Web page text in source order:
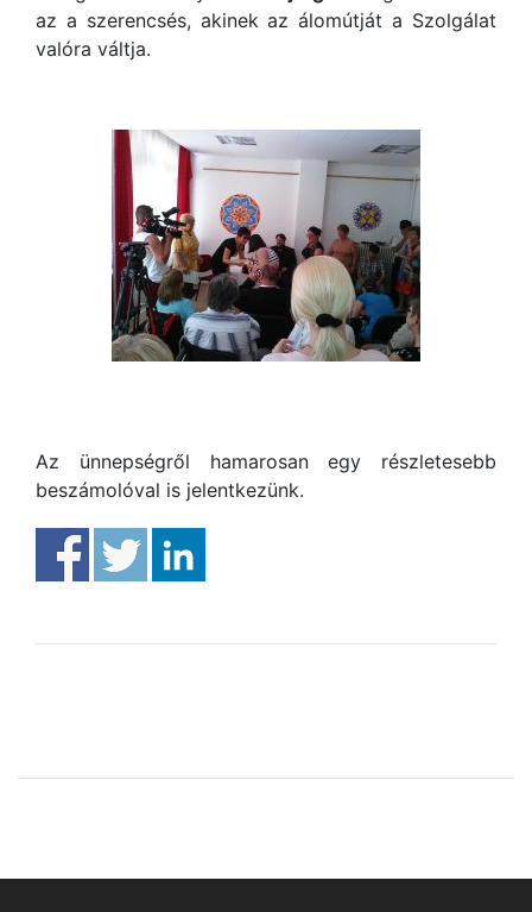
az a szerencsés, akinek az álomútját a Szolgálat
valóra váltja.
Az ünnepségről hamarosan egy részletesebb
beszámolóval is jelentkezünk.